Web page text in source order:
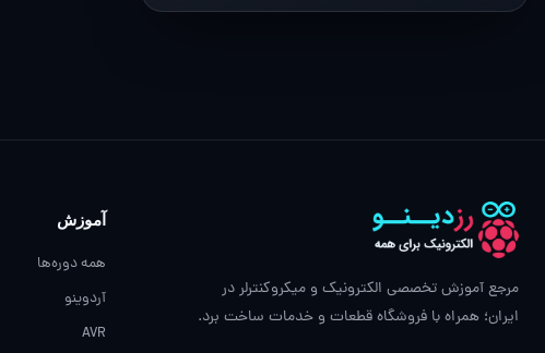
مرجع آموزش تخصصی الکترونیک و میکروکنترلر در
ایران؛ همراه با فروشگاه قطعات و خدمات ساخت برد.
آموزش
همه دوره‌ها
آردوینو
AVR